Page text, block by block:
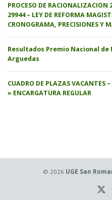
PROCESO DE RACIONALIZACION
29944 – LEY DE REFORMA
CRONOGRAMA, PRECISIONES Y
Resultados Premio Nacional de
Arguedas
CUADRO DE PLAZAS VACANTES
» ENCARGATURA REGULAR
© 2026 UGE San